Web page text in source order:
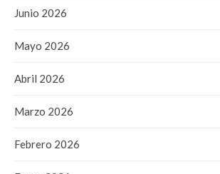
Junio 2026
Mayo 2026
Abril 2026
Marzo 2026
Febrero 2026